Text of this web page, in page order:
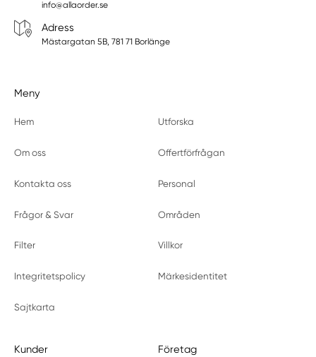
info@allaorder.se
Adress
Mästargatan 5B, 781 71 Borlänge
Meny
Hem Utforska
Om oss Offertförfrågan
Kontakta oss Personal
Frågor & Svar Områden
Filter Villkor
Integritetspolicy Märkesidentitet
Sajtkarta
Kunder Företag